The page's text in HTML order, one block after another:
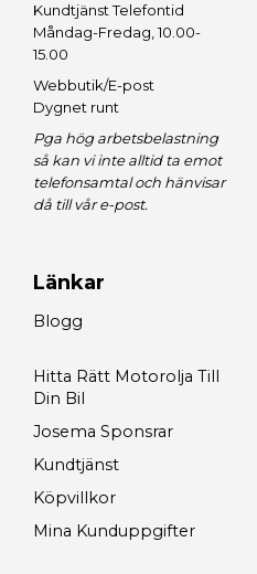
Kundtjänst Telefontid
Måndag-Fredag, 10.00-
15.00
Webbutik/E-post
Dygnet runt
Pga hög arbetsbelastning
så kan vi inte alltid ta emot
telefonsamtal och hänvisar
då till vår e-post.
Länkar
Blogg
Hitta Rätt Motorolja Till
Din Bil
Josema Sponsrar
Kundtjänst
Köpvillkor
Mina Kunduppgifter